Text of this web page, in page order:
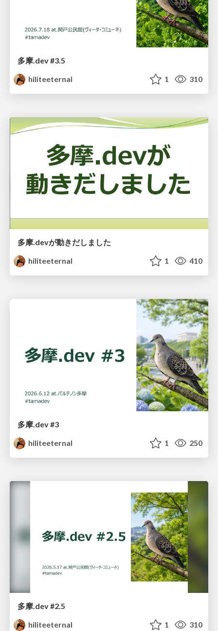
多摩.dev #3.5
hiliteeternal
1 310
多摩.devが動きだしました
hiliteeternal
1 410
多摩.dev #3
hiliteeternal
1 250
多摩.dev #2.5
hiliteeternal
1 310